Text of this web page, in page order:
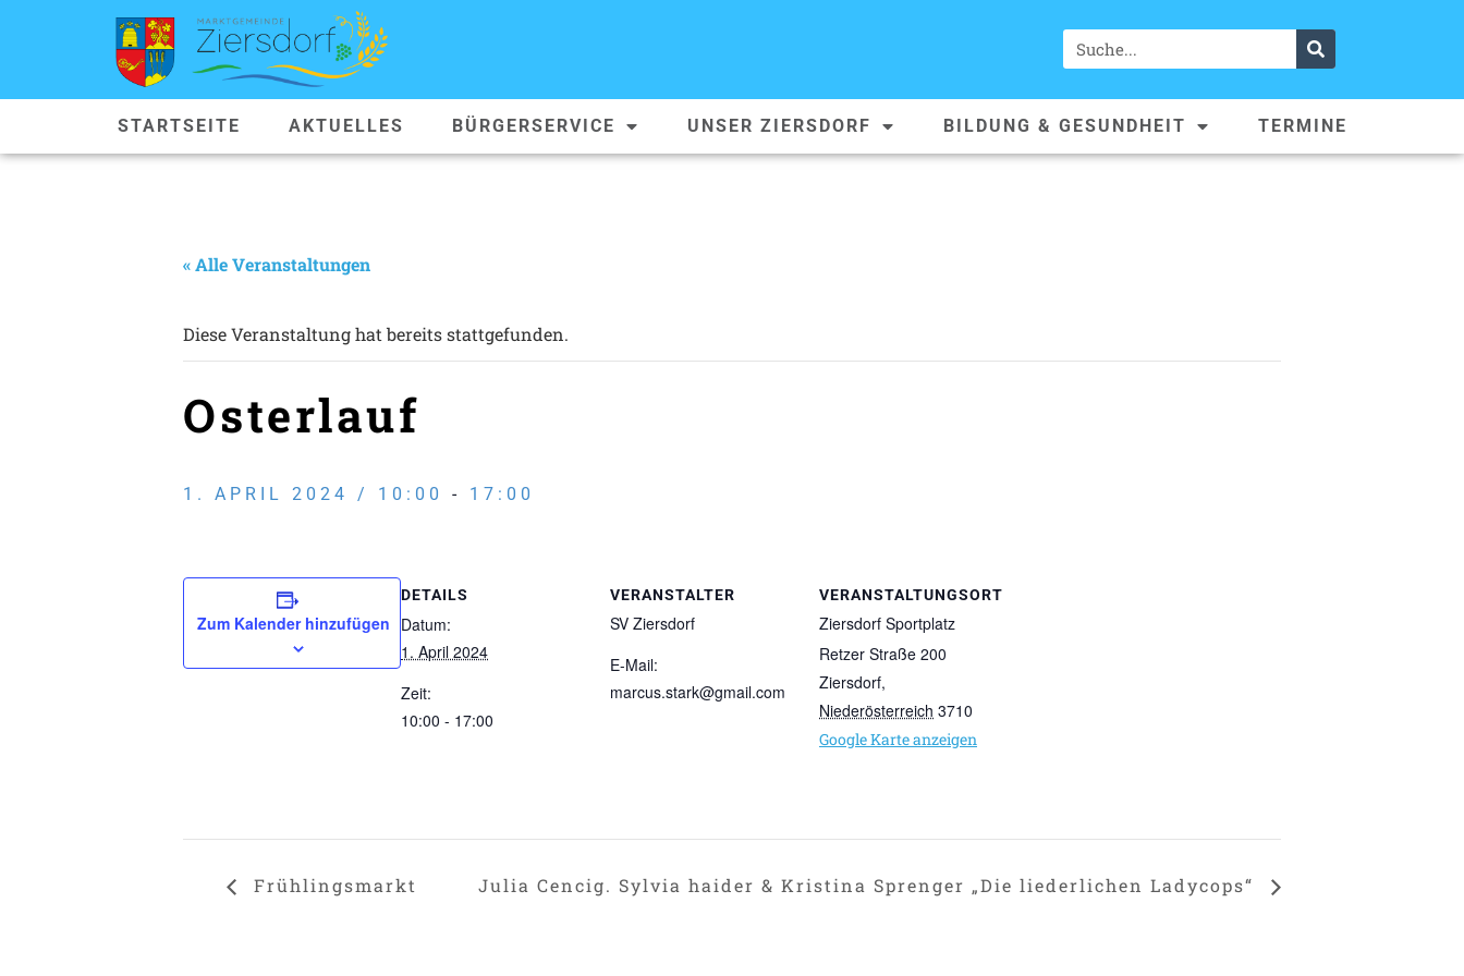
STARTSEITE AKTUELLES BÜRGERSERVICE UNSER ZIERSDORF BILDUNG & GESUNDHEIT TERMINE
« Alle Veranstaltungen
Diese Veranstaltung hat bereits stattgefunden.
Osterlauf
1. APRIL 2024 / 10:00 - 17:00
Zum Kalender hinzufügen
DETAILS
Datum:
1. April 2024
Zeit:
10:00 - 17:00
VERANSTALTER
SV Ziersdorf
E-Mail:
marcus.stark@gmail.com
VERANSTALTUNGSORT
Ziersdorf Sportplatz
Retzer Straße 200
Ziersdorf,
Niederösterreich 3710
Google Karte anzeigen
Frühlingsmarkt Julia Cencig. Sylvia haider & Kristina Sprenger „Die liederlichen Ladycops“